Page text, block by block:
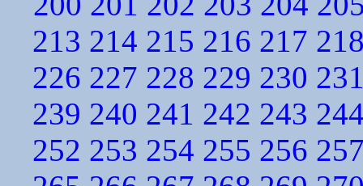
213 214 215 216 217
226 227 228 229 230
239 240 241 242 243
252 253 254 255 256